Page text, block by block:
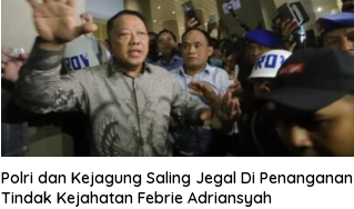
Polri dan Kejagung Saling Jegal Di Penanganan
Tindak Kejahatan Febrie Adriansyah